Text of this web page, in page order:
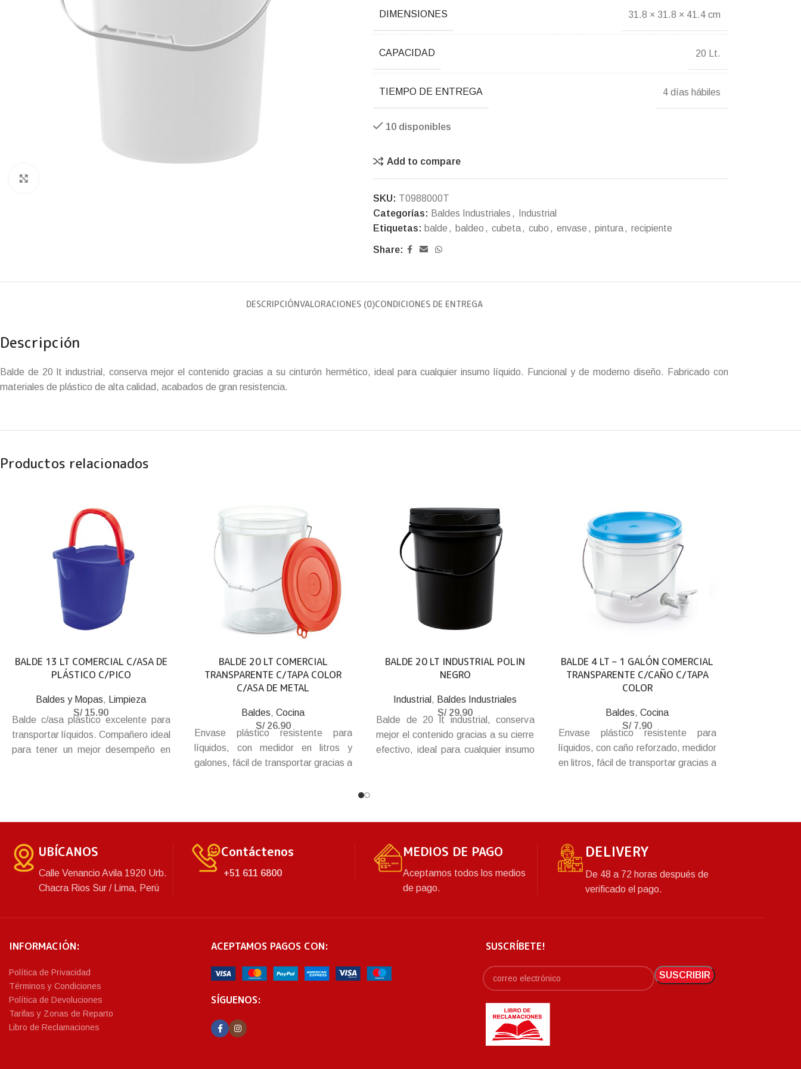
DIMENSIONES 31.8 × 31.8 × 41.4 cm
CAPACIDAD 20 Lt.
TIEMPO DE ENTREGA 4 días hábiles
10 disponibles
Add to compare
SKU: T0988000T
Categorías: Baldes Industriales ,
Industrial
Etiquetas: balde , baldeo , cubeta, cubo , envase , pintura, recipiente
Share:
DESCRIPCIÓNVALORACIONES (0)CONDICIONES DE ENTREGA
Descripción
Balde de 20 lt industrial, conserva mejor el contenido gracias a su cinturón hermético, ideal para cualquier insumo líquido. Funcional y de moderno diseño. Fabricado con
materiales de plástico de alta calidad, acabados de gran resistencia.
Productos relacionados
BALDE 13 LT COMERCIAL C/ASA DE
PLÁSTICO C/PICO
Baldes y Mopas,
Limpieza
S/15.90
Balde c/asa plástico excelente para
transportar líquidos. Compañero ideal
para tener un mejor desempeño en
cuenta con una variedad de colores.
BALDE 20 LT COMERCIAL
TRANSPARENTE C/TAPA COLOR
C/ASA DE METAL
Baldes,Cocina
S/26.90
Envase plástico resistente para
líquidos, con medidor en litros y
galones, fácil de transportar gracias a
BALDE 20 LT INDUSTRIAL POLIN
NEGRO
Industrial , Baldes Industriales
S/29.90
Balde de 20 lt industrial, conserva
mejor el contenido gracias a su cierre
efectivo, ideal para cualquier insumo
BALDE 4 LT – 1 GALÓN COMERCIAL
TRANSPARENTE C/CAÑO C/TAPA
COLOR
Baldes,Cocina
S/7.90
Envase plástico resistente para
líquidos, con caño reforzado, medidor
en litros, fácil de transportar gracias a
UBÍCANOS
Calle Venancio Avila 1920 Urb.
Chacra Rios Sur / Lima, Perú
Contáctenos
+51 611 6800
MEDIOS DE PAGO
Aceptamos todos los medios
de pago.
DELIVERY
De 48 a 72 horas después de
verificado el pago.
INFORMACIÓN:
Política de Privacidad
Términos y Condiciones
Política de Devoluciones
Tarifas y Zonas de Reparto
Libro de Reclamaciones
ACEPTAMOS PAGOS CON:
SÍGUENOS:
SUSCRÍBETE!